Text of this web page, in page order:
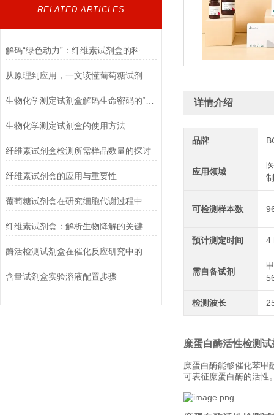
RELATED ARTICLES
解码“绿色动力”：纤维素试剂盒的科学逻辑
生物化学测定试剂盒的使用方法
纤维素试剂盒检测所需样品数量的探讨
纤维素试剂盒的应用与重要性
纤维素试剂盒：解析生物降解的关键利器
含量试剂盒实验溶液配置步骤
详情介绍
品牌
应用领域
可检测样本数
预计测定时间 4
需自备试剂
检测波长
糜蛋白酶活性检测试
糜蛋白酶能够催化苯甲
可表征糜蛋白酶的活性